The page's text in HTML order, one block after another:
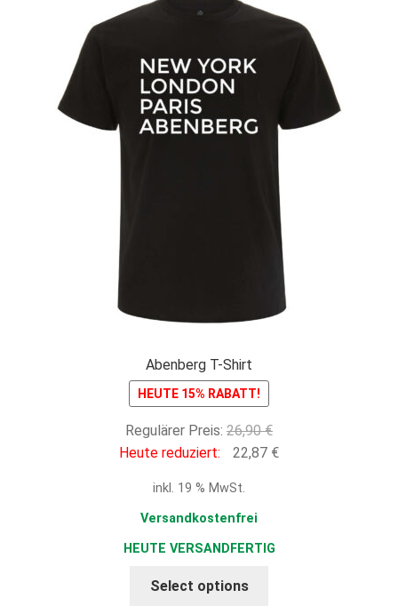
Abenberg T-Shirt
HEUTE 15% RABATT!
Regulärer Preis: 26,90€Ursprünglicher
Preis
Heute reduziert: 22,87 €Aktueller
inkl. 19 % MwSt.
Versandkostenfrei
HEUTE VERSANDFERTIG
Select options